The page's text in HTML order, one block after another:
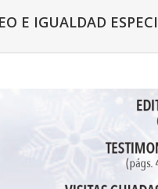
E IGUALDAD